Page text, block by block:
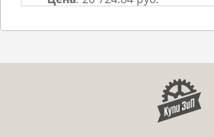
Купить